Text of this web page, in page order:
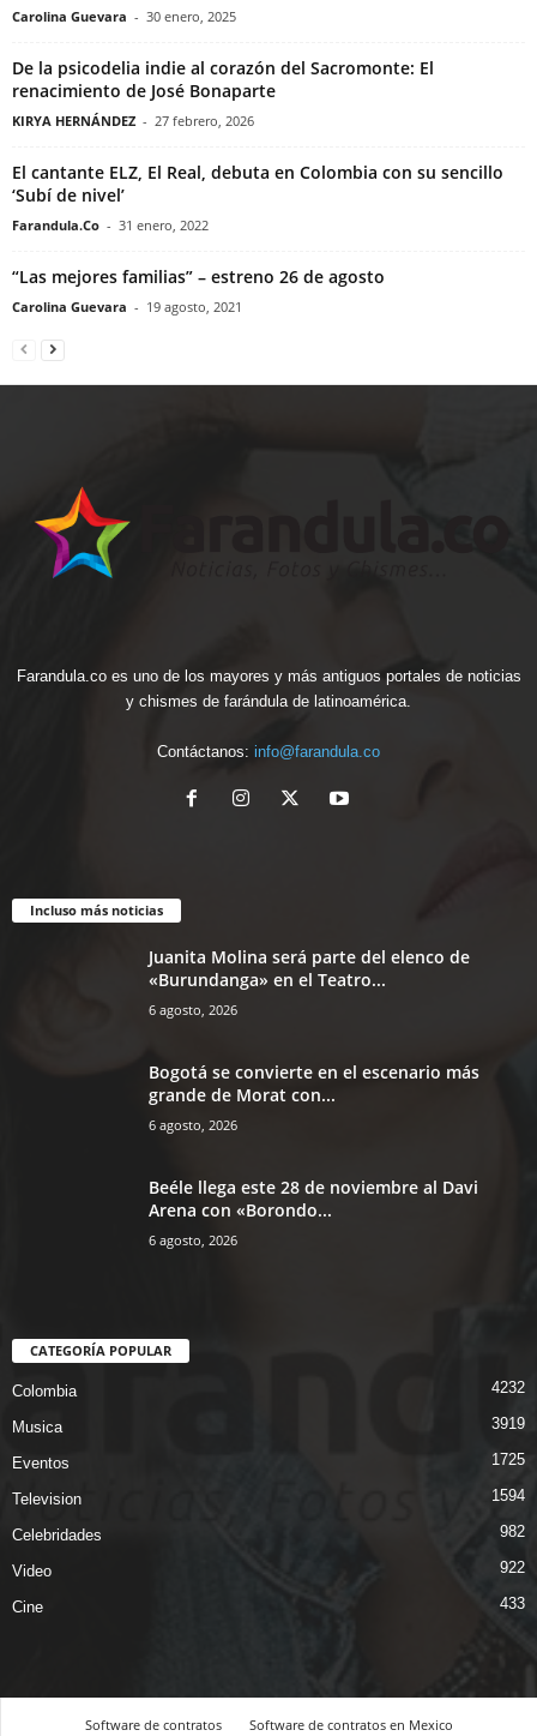
Carolina Guevara - 30 enero, 2025
De la psicodelia indie al corazón del Sacromonte: El
renacimiento de José Bonaparte
KIRYA HERNÁNDEZ - 27 febrero, 2026
El cantante ELZ, El Real, debuta en Colombia con su sencillo
‘Subí de nivel’
Farandula.Co - 31 enero, 2022
“Las mejores familias” – estreno 26 de agosto
Carolina Guevara - 19 agosto, 2021
Farandula.co es uno de los mayores y más antiguos portales de noticias
y chismes de farándula de latinoamérica.
Contáctanos: info@farandula.co
Incluso más noticias
Juanita Molina será parte del elenco de
«Burundanga» en el Teatro...
6 agosto, 2026
Bogotá se convierte en el escenario más
grande de Morat con...
6 agosto, 2026
Beéle llega este 28 de noviembre al Davi
Arena con «Borondo...
6 agosto, 2026
CATEGORÍA POPULAR
Colombia 4232
Musica 3919
Eventos 1725
Television 1594
Celebridades 982
Video 922
Cine 433
Software de contratos Software de contratos en Mexico